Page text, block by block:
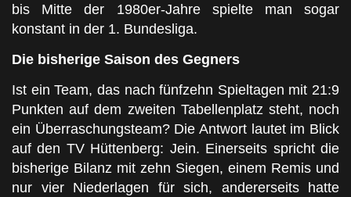
bis Mitte der 1980er-Jahre spielte man sogar
konstant in der 1. Bundesliga.
Die bisherige Saison des Gegners
Ist ein Team, das nach fünfzehn Spieltagen mit 21:9
Punkten auf dem zweiten Tabellenplatz steht, noch
ein Überraschungsteam? Die Antwort lautet im Blick
auf den TV Hüttenberg: Jein. Einerseits spricht die
bisherige Bilanz mit zehn Siegen, einem Remis und
nur vier Niederlagen für sich, andererseits hatte